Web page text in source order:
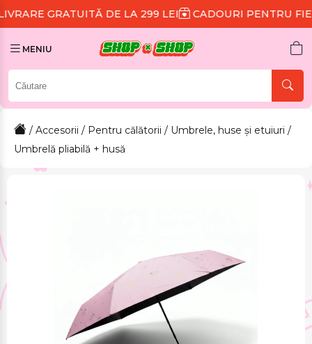
DE LA 299 LEI CADOURI PENTRU FIECARE
MENIU
/ Accesorii / Pentru călătorii / Umbrele, huse și etuiuri /
Umbrelă pliabilă + husă